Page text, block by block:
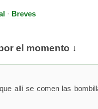
· Breves
el momento ↓
allí se comen las